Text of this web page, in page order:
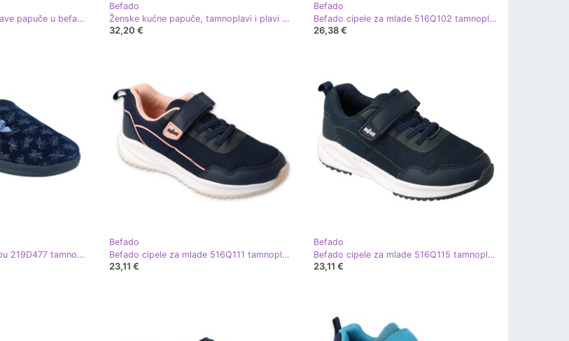
Ženske kućne tamnoplave papuče u befado listu tamnoplava
Befado
Ženske kućne papuče, tamnoplavi i plavi Befado tamnoplava
32,20 €
Befado
Befado cipele za mlade 516Q102 tamnoplava plava siva
26,38 €
Befado ženske cipele pu 219D477 tamnoplava plava
Befado
Befado cipele za mlade 516Q111 tamnoplava višebojan
23,11 €
Befado
Befado cipele za mlade 516Q115 tamnoplava
23,11 €